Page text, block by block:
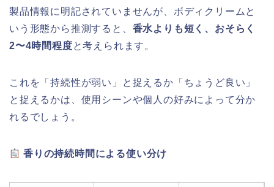
製品情報に明記されていませんが、ボディクリームと
いう形態から推測すると、 香水よりも短く、おそらく
2〜4時間程度と考えられます。
これを「持続性が弱い」と捉えるか「ちょうど良い」
と捉えるかは、使用シーンや個人の好みによって分か
れるでしょう。
香りの持続時間による使い分け